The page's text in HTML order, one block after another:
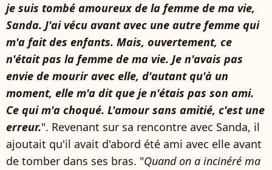
je suis tombé amoureux de la femme de ma vie,
Sanda. J'ai vécu avant avec une autre femme qui
m'a fait des enfants. Mais, ouvertement, ce
n'était pas la femme de ma vie. Je n'avais pas
envie de mourir avec elle, d'autant qu'à un
moment, elle m'a dit que je n'étais pas son ami.
Ce qui m'a choqué. L'amour sans amitié, c'est une
erreur.". Revenant sur sa rencontre avec Sanda, il
ajoutait qu'il avait d'abord été ami avec elle avant
de tomber dans ses bras. "Quand on a incinéré ma